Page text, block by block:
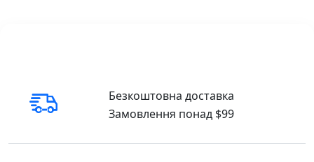
Безкоштовна доставка
Замовлення понад $99